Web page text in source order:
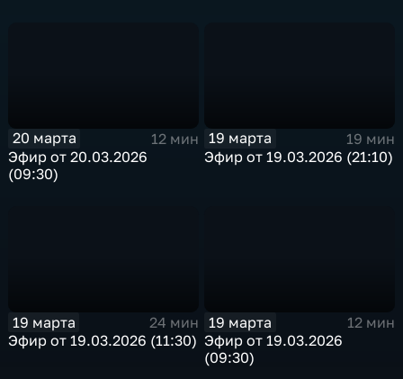
20 марта
12 мин
Эфир от 20.03.2026
(09:30)
19 марта
19 мин
Эфир от 19.03.2026 (21:10)
19 марта
24 мин
Эфир от 19.03.2026 (11:30)
19 марта
12 мин
Эфир от 19.03.2026
(09:30)